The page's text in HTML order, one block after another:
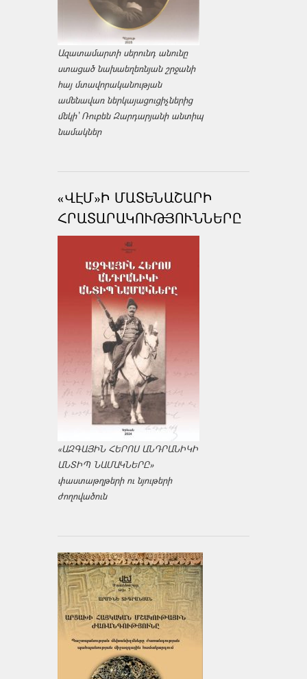
Ազատամարտի սերունդ անունը
ստացած նախաեղեռնյան շրջանի
հայ մտավորականության
ամենավառ ներկայացուցիչներից
մեկի՝ Ռուբեն Զարդարյանի անտիպ
նամակներ
«ՎԷՄ»Ի ՄԱՏԵՆԱՇԱՐԻ
ՀՐԱՏԱՐԱԿՈՒԹՅՈՒՆՆԵՐԸ
«ԱԶԳԱՅԻՆ ՀԵՐՈՍ ԱՆԴՐԱՆԻԿԻ
ԱՆՏԻՊ ՆԱՄԱԿՆԵՐԸ»
փաստաթղթերի ու նյութերի
ժողովածուն